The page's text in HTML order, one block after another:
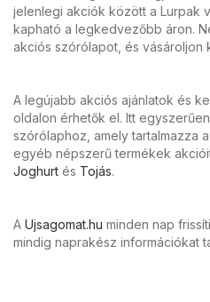
jelenlegi akciók között a Lurpak
kapható a legkedvezőbb áron.
akciós szórólapot, és vásároljon
A legújabb akciós ajánlatok és
oldalon érhetők el. Itt
szórólaphoz, amely tartalmazza
egyéb népszerű termékek
Joghurt és Tojás.
A Ujsagomat.hu minden nap
mindig naprakész információkat